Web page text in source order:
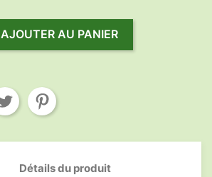
AJOUTER AU PANIER
Détails du produit